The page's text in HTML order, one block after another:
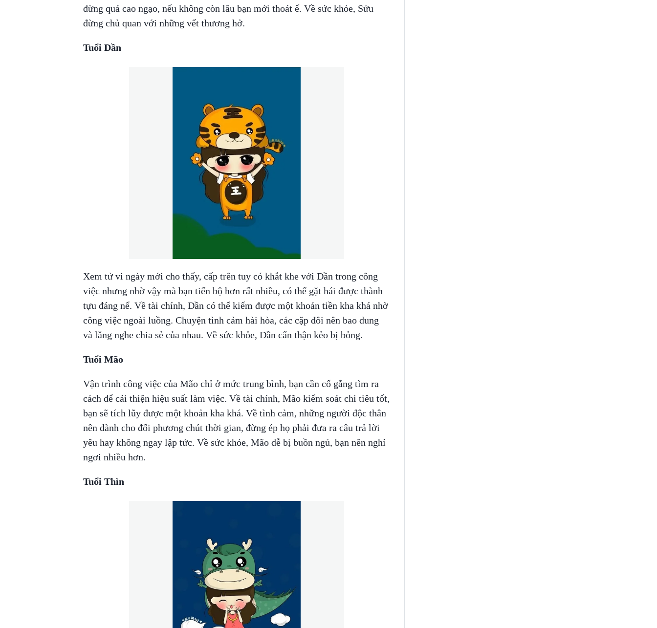
đừng quá cao ngạo, nếu không còn lâu bạn mới thoát ế. Về sức khỏe, Sửu
đừng chủ quan với những vết thương hở.
Tuổi Dần
Xem tử vi ngày mới cho thấy, cấp trên tuy có khắt khe với Dần trong công
việc nhưng nhờ vậy mà bạn tiến bộ hơn rất nhiều, có thể gặt hái được thành
tựu đáng nể. Về tài chính, Dần có thể kiếm được một khoản tiền kha khá nhờ
công việc ngoài luồng. Chuyện tình cảm hài hòa, các cặp đôi nên bao dung
và lắng nghe chia sẻ của nhau. Về sức khỏe, Dần cẩn thận kẻo bị bỏng.
Tuổi Mão
Vận trình công việc của Mão chỉ ở mức trung bình, bạn cần cố gắng tìm ra
cách để cải thiện hiệu suất làm việc. Về tài chính, Mão kiểm soát chi tiêu tốt,
bạn sẽ tích lũy được một khoản kha khá. Về tình cảm, những người độc thân
nên dành cho đối phương chút thời gian, đừng ép họ phải đưa ra câu trả lời
yêu hay không ngay lập tức. Về sức khỏe, Mão dễ bị buồn ngủ, bạn nên nghỉ
ngơi nhiều hơn.
Tuổi Thìn